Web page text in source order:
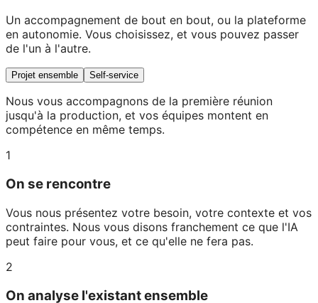
Un accompagnement de bout en bout, ou la plateforme
en autonomie. Vous choisissez, et vous pouvez passer
de l'un à l'autre.
Projet ensemble Self-service
Nous vous accompagnons de la première réunion
jusqu'à la production, et vos équipes montent en
compétence en même temps.
1
On se rencontre
Vous nous présentez votre besoin, votre contexte et vos
contraintes. Nous vous disons franchement ce que l'IA
peut faire pour vous, et ce qu'elle ne fera pas.
2
On analyse l'existant ensemble